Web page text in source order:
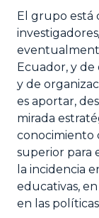
El grupo está
Ecuador, y de
y de
es aportar,
mirada
conocimiento
superior para
la incidencia
educativas,
en las